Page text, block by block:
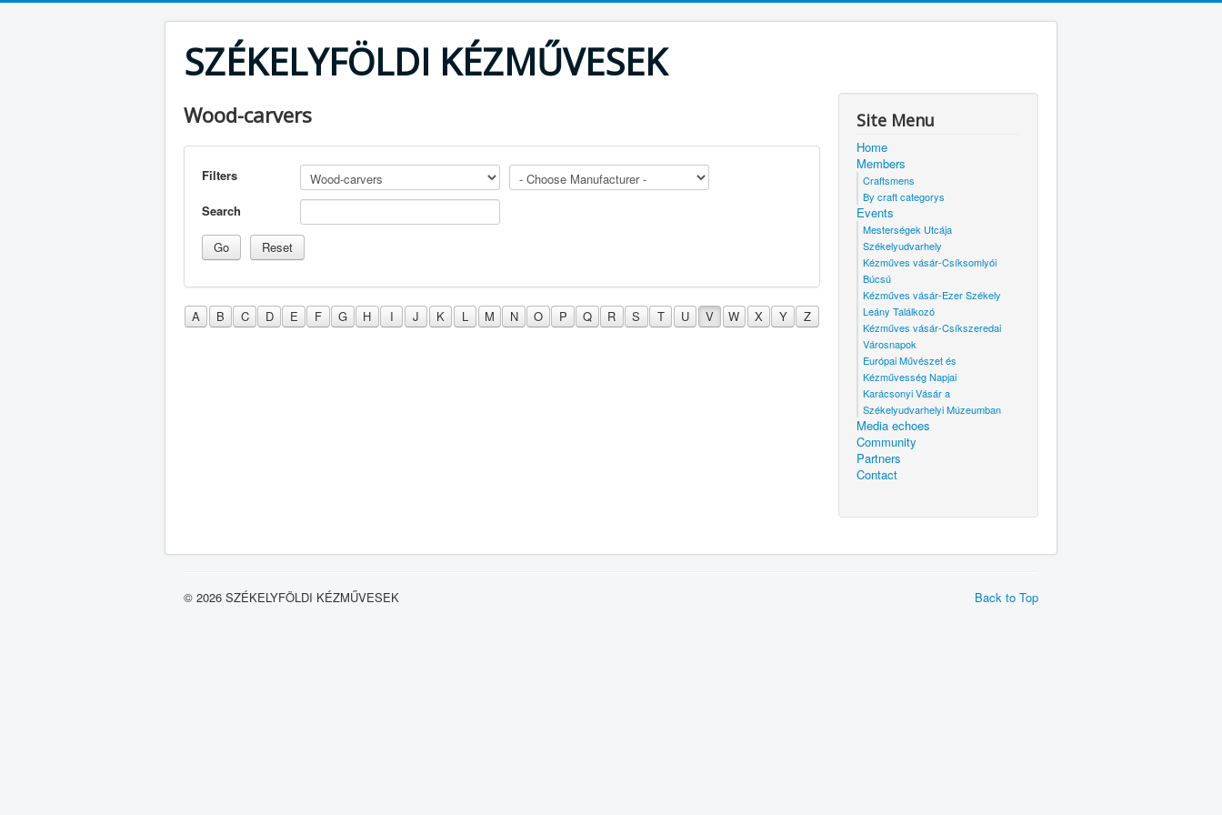
SZÉKELYFÖLDI KÉZMŰVESEK
Wood-carvers
Filters
Search
A B C D E F G H I J K L M N O P Q R S T U V W X Y Z
Site Menu
Home
Members
Craftsmens
By craft categorys
Events
Mesterségek Utcája
Székelyudvarhely
Kézműves vásár-Csíksomlyói
Búcsú
Kézműves vásár-Ezer Székely
Leány Találkozó
Kézműves vásár-Csíkszeredai
Városnapok
Európai Művészet és
Kézművesség Napjai
Karácsonyi Vásár a
Székelyudvarhelyi Múzeumban
Media echoes
Community
Partners
Contact
Back to Top
© 2026 SZÉKELYFÖLDI KÉZMŰVESEK